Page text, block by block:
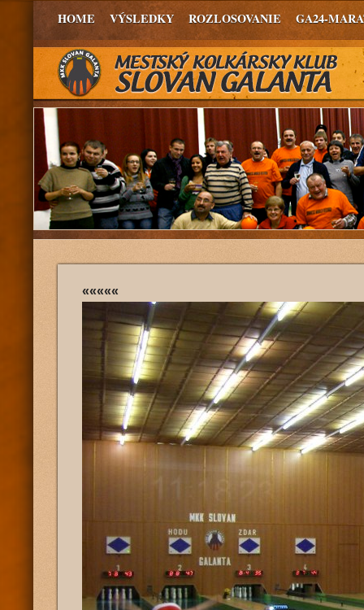
HOME VÝSLEDKY ROZLOSOVANIE GA24-
«««««